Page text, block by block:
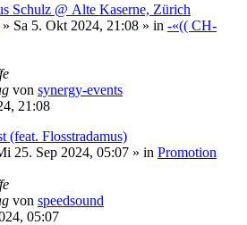
Schulz @ Alte Kaserne, Zürich
» Sa 5. Okt 2024, 21:08 » in -«(( CH-
von synergy-events
21:08
(feat. Flosstradamus)
25. Sep 2024, 05:07 » in Promotion
von speedsound
05:07